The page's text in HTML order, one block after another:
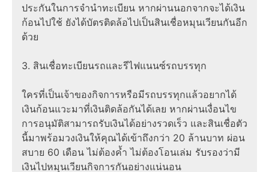
ประกันในการจำนำทะเบียน หากผ่านนอกจากจะได้เงิน
ก้อนไปใช้ ยังได้บัตรติดล้อไปเป็นสินเชื่อหมุนเวียนกันอีก
ด้วย
3. สินเชื่อทะเบียนรถและรีไฟแนนซ์รถบรรทุก
ใครที่เป็นเจ้าของกิจการหรือมีรถบรรทุกแล้วอยากได้
เงินก้อนแวะมาที่เงินติดล้อกันได้เลย หากผ่านเงื่อนไข
การอนุมัติสามารถรับเงินได้อย่างรวดเร็ว และสินเชื่อตัว
นี้มาพร้อมวงเงินให้คุณได้เข้าถึงกว่า 20 ล้านบาท ผ่อน
สบาย 60 เดือน ไม่ต้องค้ำ ไม่ต้องโอนเล่ม รับรองว่ามี
เงินไปหมุนเวียนกิจการกันอย่างแน่นอน